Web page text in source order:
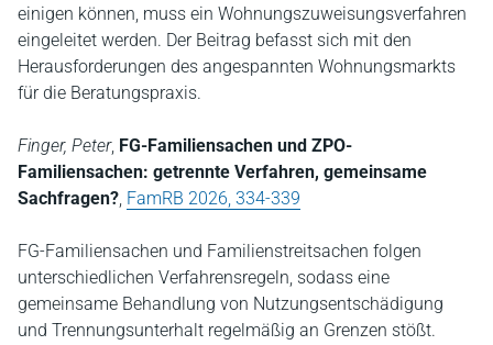
einigen können, muss ein Wohnungszuweisungsverfahren
eingeleitet werden. Der Beitrag befasst sich mit den
Herausforderungen des angespannten Wohnungsmarkts
für die Beratungspraxis.
Finger, Peter, FG-Familiensachen und ZPO-
Familiensachen: getrennte Verfahren, gemeinsame
Sachfragen?, FamRB 2026, 334-339
FG-Familiensachen und Familienstreitsachen folgen
unterschiedlichen Verfahrensregeln, sodass eine
gemeinsame Behandlung von Nutzungsentschädigung
und Trennungsunterhalt regelmäßig an Grenzen stößt.